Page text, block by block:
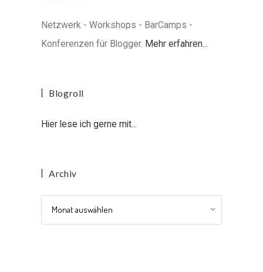
Netzwerk - Workshops - BarCamps -
Konferenzen für Blogger. Mehr erfahren...
Blogroll
Hier lese ich gerne mit...
Archiv